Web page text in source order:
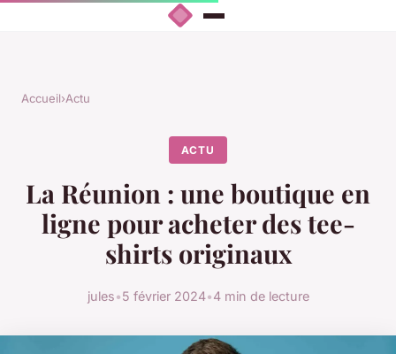
Accueil›Actu
ACTU
La Réunion : une boutique en
ligne pour acheter des tee-
shirts originaux
jules•5 février 2024•4 min de lecture